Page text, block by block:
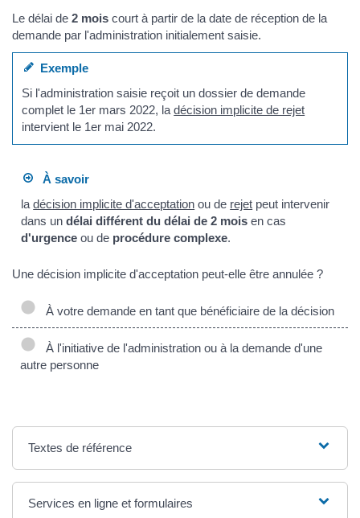
Le délai de 2 mois court à partir de la date de réception de la
demande par l'administration initialement saisie.
Exemple
Si l'administration saisie reçoit un dossier de demande
complet le 1er mars 2022, ladécision implicite de rejet
intervient le 1er mai 2022.
À savoir
ladécision implicite d'acceptation ou de rejet peut intervenir
dans undélai différent du délai de 2 mois en cas
d'urgence ou de procédure complexe.
Une décision implicite d'acceptation peut-elle être annulée ?
À votre demande en tant que bénéficiaire de la décision
À l'initiative de l'administration ou à la demande d'une
autre personne
Textes de référence
Services en ligne et formulaires